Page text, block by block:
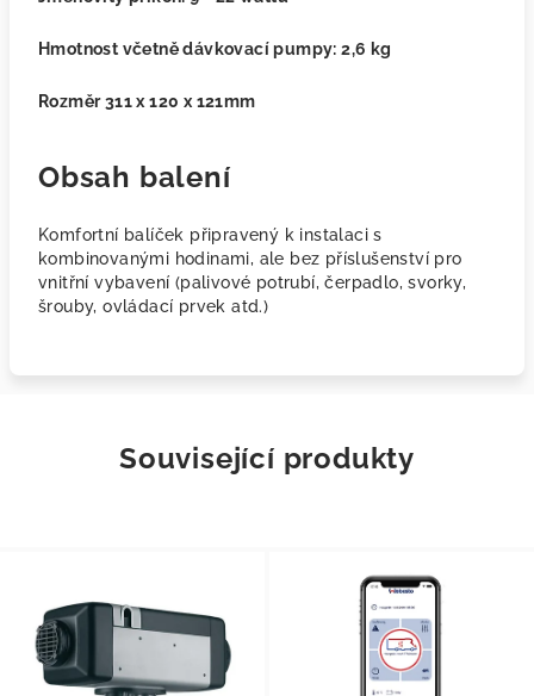
Hmotnost včetně dávkovací pumpy: 2,6 kg
Rozměr 311 x 120 x 121mm
Obsah balení
Komfortní balíček připravený k instalaci s
kombinovanými hodinami, ale bez příslušenství pro
vnitřní vybavení (palivové potrubí, čerpadlo, svorky,
šrouby, ovládací prvek atd.)
Související produkty